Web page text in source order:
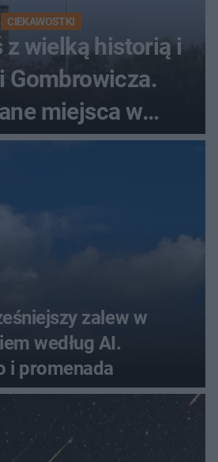
CIEKAWOSTKI
z wielką historią i
Gombrowicza.
miejsca w
zalew w
według AI.
i promenada